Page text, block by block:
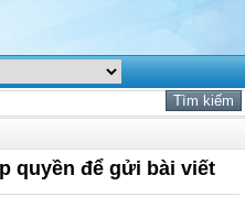
quyền để gửi bài viết